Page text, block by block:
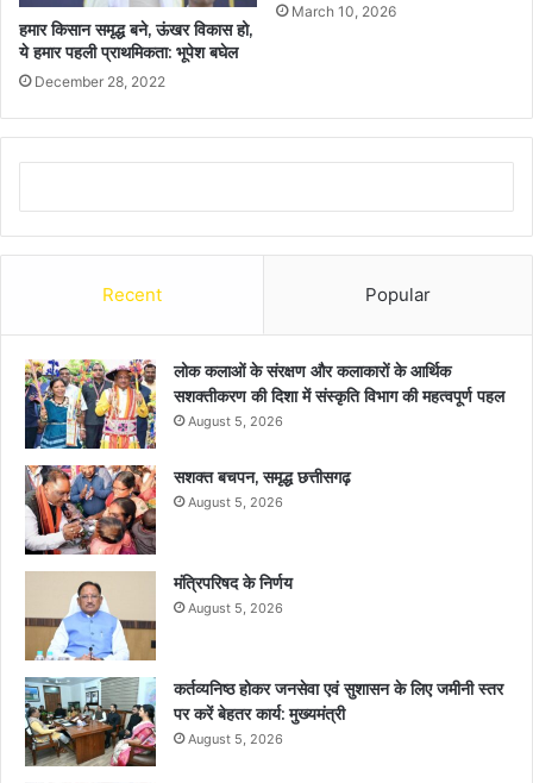
हमार किसान समृद्ध बने, ऊंखर विकास हो,
ये हमार पहली प्राथमिकता: भूपेश बघेल
December 28, 2022
March 10, 2026
Recent Popular
लोक कलाओं के संरक्षण और कलाकारों के आर्थिक
सशक्तीकरण की दिशा में संस्कृति विभाग की महत्वपूर्ण पहल
August 5, 2026
सशक्त बचपन, समृद्ध छत्तीसगढ़
August 5, 2026
मंत्रिपरिषद के निर्णय
August 5, 2026
कर्तव्यनिष्ठ होकर जनसेवा एवं सुशासन के लिए जमीनी स्तर
पर करें बेहतर कार्य: मुख्यमंत्री
August 5, 2026